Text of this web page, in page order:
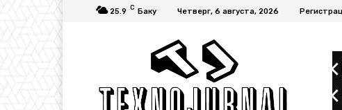
25.9 C Баку Четверг, 6 августа, 2026